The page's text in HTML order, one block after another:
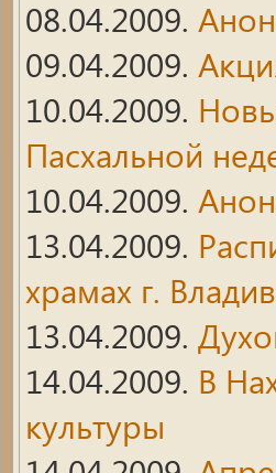
08.04.2009.
09.04.2009.
10.04.2009.
Пасхальной
10.04.2009.
13.04.2009.
храмах г.
13.04.2009.
14.04.2009. В
культуры